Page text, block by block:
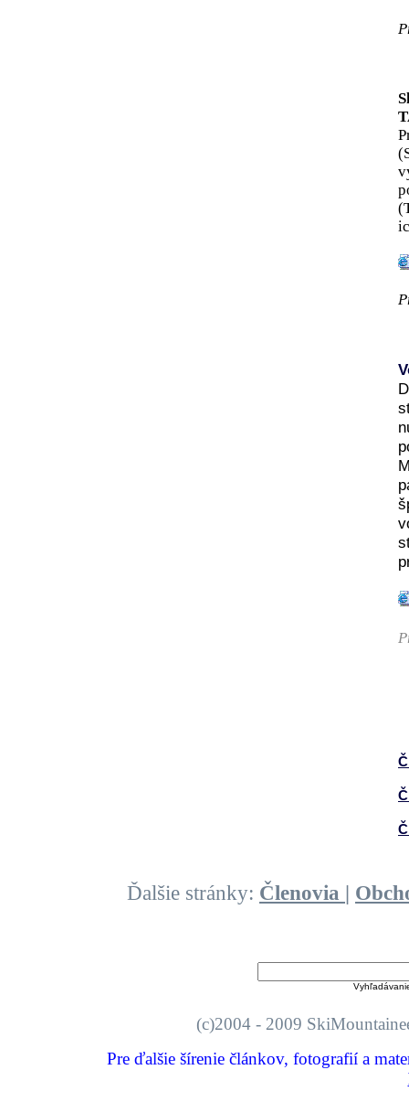
Ďalšie stránky: Členovia |
(c)2004 - 2009
Pre ďalšie šírenie článkov, fotografií a